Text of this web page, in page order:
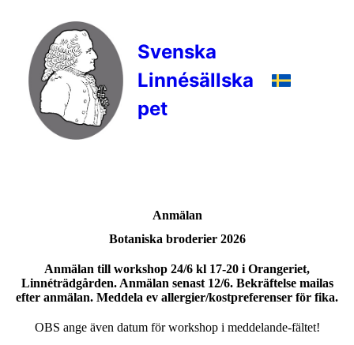
Svenska
Linnésällska
pet
Anmälan
Botaniska broderier 2026
Anmälan till workshop 24/6 kl 17-20 i Orangeriet,
Linnéträdgården. Anmälan senast 12/6. Bekräftelse mailas
efter anmälan. Meddela ev allergier/kostpreferenser för fika.
OBS ange även datum för workshop i meddelande-fältet!